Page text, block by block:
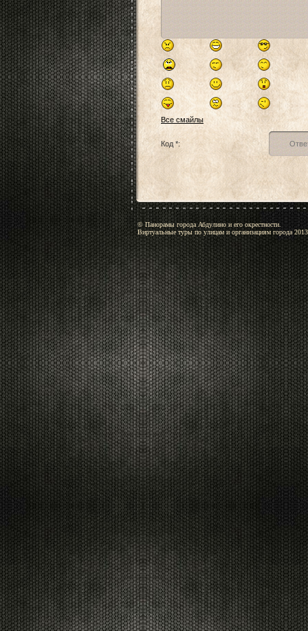
Все смайлы
Код *:
© Панорамы города Абдулино и его окрестности.
Виртуальные туры по улицам и организациям города